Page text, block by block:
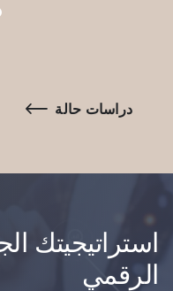
دراسات حالة
استراتيجيتك
الرقمي